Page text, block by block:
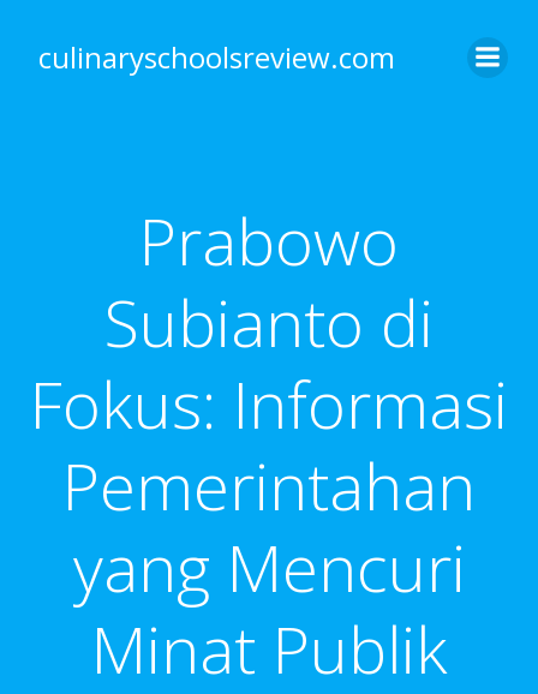
content
culinaryschoolsreview.com
Prabowo
Subianto di
Fokus: Informasi
Pemerintahan
yang Mencuri
Minat Publik